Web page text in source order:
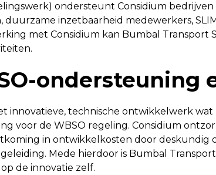
ondersteunt Considium bedrijven
duurzame inzetbaarheid medewerkers,
met Considium kan Bumbal Transport
ondersteuning
innovatieve, technische ontwikkelwerk
voor de WBSO regeling. Considium
in ontwikkelkosten door deskundig
Mede hierdoor is Bumbal
de innovatie zelf.